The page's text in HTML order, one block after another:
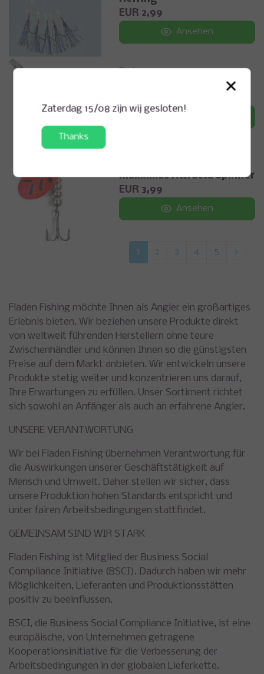
EUR 2,99
Ansehen
Fladen
Maxximus Attracta Spinner
EUR 3,99
Ansehen
1 2 3 4 5
Fladen Fishing möchte Ihnen als Angler ein großartiges
Erlebnis bieten. Wir beziehen unsere Produkte direkt
von weltweit führenden Herstellern ohne teure
Zwischenhändler und können Ihnen so die günstigsten
Preise auf dem Markt anbieten. Wir entwickeln unsere
Produkte stetig weiter und konzentrieren uns darauf,
Ihre Erwartungen zu erfüllen. Unser Sortiment richtet
sich sowohl an Anfänger als auch an erfahrene Angler.
UNSERE VERANTWORTUNG
Wir bei Fladen Fishing übernehmen Verantwortung für
die Auswirkungen unserer Geschäftstätigkeit auf
Mensch und Umwelt. Daher stellen wir sicher, dass
unsere Produktion hohen Standards entspricht und
unter fairen Arbeitsbedingungen stattfindet.
GEMEINSAM SIND WIR STARK
Fladen Fishing ist Mitglied der Business Social
Compliance Initiative (BSCI). Dadurch haben wir mehr
Möglichkeiten, Lieferanten und Produktionsstätten
positiv zu beeinflussen.
BSCI, die Business Social Compliance Initiative, ist eine
europäische, von Unternehmen getragene
Kooperationsinitiative für die Verbesserung der
Arbeitsbedingungen in der globalen Lieferkette.
×
Zaterdag 15/08 zijn wij gesloten!
Thanks